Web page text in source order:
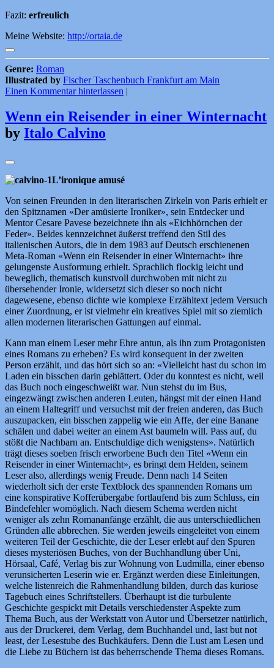
Fazit: erfreulich
Meine Website: http://ortaia.de
Genre: Roman
Illustrated by Fischer Taschenbuch Frankfurt am Main
Einen Kommentar hinterlassen |
Wenn ein Reisender in einer Winternacht
by Italo Calvino
L’ironique amusé
Von seinen Freunden in den literarischen Zirkeln von Paris erhielt er
den Spitznamen «Der amüsierte Ironiker», sein Entdecker und
Mentor Cesare Pavese bezeichnete ihn als «Eichhörnchen der
Feder». Beides kennzeichnet äußerst treffend den Stil des
italienischen Autors, die in dem 1983 auf Deutsch erschienenen
Meta-Roman «Wenn ein Reisender in einer Winternacht» ihre
gelungenste Ausformung erhielt. Sprachlich flockig leicht und
beweglich, thematisch kunstvoll durchwoben mit nicht zu
übersehender Ironie, widersetzt sich dieser so noch nicht
dagewesene, ebenso dichte wie komplexe Erzähltext jedem Versuch
einer Zuordnung, er ist vielmehr ein kreatives Spiel mit so ziemlich
allen modernen literarischen Gattungen auf einmal.
Kann man einem Leser mehr Ehre antun, als ihn zum Protagonisten
eines Romans zu erheben? Es wird konsequent in der zweiten
Person erzählt, und das hört sich so an: «Vielleicht hast du schon im
Laden ein bisschen darin geblättert. Oder du konntest es nicht, weil
das Buch noch eingeschweißt war. Nun stehst du im Bus,
eingezwängt zwischen anderen Leuten, hängst mit der einen Hand
an einem Haltegriff und versuchst mit der freien anderen, das Buch
auszupacken, ein bisschen zappelig wie ein Affe, der eine Banane
schälen und dabei weiter an einem Ast baumeln will. Pass auf, du
stößt die Nachbarn an. Entschuldige dich wenigstens». Natürlich
trägt dieses soeben frisch erworbene Buch den Titel «Wenn ein
Reisender in einer Winternacht», es bringt dem Helden, seinem
Leser also, allerdings wenig Freude. Denn nach 14 Seiten
wiederholt sich der erste Textblock des spannenden Romans um
eine konspirative Kofferübergabe fortlaufend bis zum Schluss, ein
Bindefehler womöglich. Nach diesem Schema werden nicht
weniger als zehn Romananfänge erzählt, die aus unterschiedlichen
Gründen alle abbrechen. Sie werden jeweils eingeleitet von einem
weiteren Teil der Geschichte, die der Leser erlebt auf den Spuren
dieses mysteriösen Buches, von der Buchhandlung über Uni,
Hörsaal, Café, Verlag bis zur Wohnung von Ludmilla, einer ebenso
verunsicherten Leserin wie er. Ergänzt werden diese Einleitungen,
welche listenreich die Rahmenhandlung bilden, durch das kuriose
Tagebuch eines Schriftstellers. Überhaupt ist die turbulente
Geschichte gespickt mit Details verschiedenster Aspekte zum
Thema Buch, aus der Werkstatt von Autor und Übersetzer natürlich,
aus der Druckerei, dem Verlag, dem Buchhandel und, last but not
least, der Lesestube des Buchkäufers. Denn die Lust am Lesen und
die Liebe zu Büchern ist das beherrschende Thema dieses Romans.